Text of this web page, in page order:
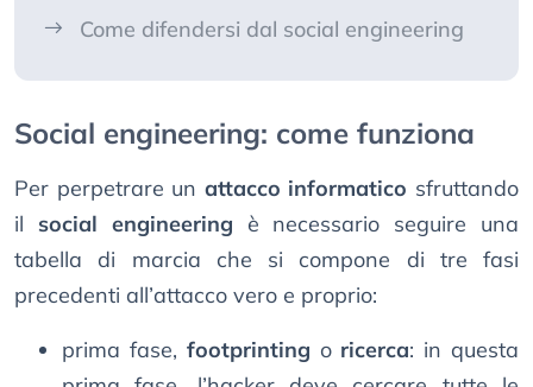
Come difendersi dal social engineering
Social engineering: come funziona
Per perpetrare un attacco informatico sfruttando
il social engineering è necessario seguire una
tabella di marcia che si compone di tre fasi
precedenti all’attacco vero e proprio:
prima fase, footprinting o ricerca: in questa